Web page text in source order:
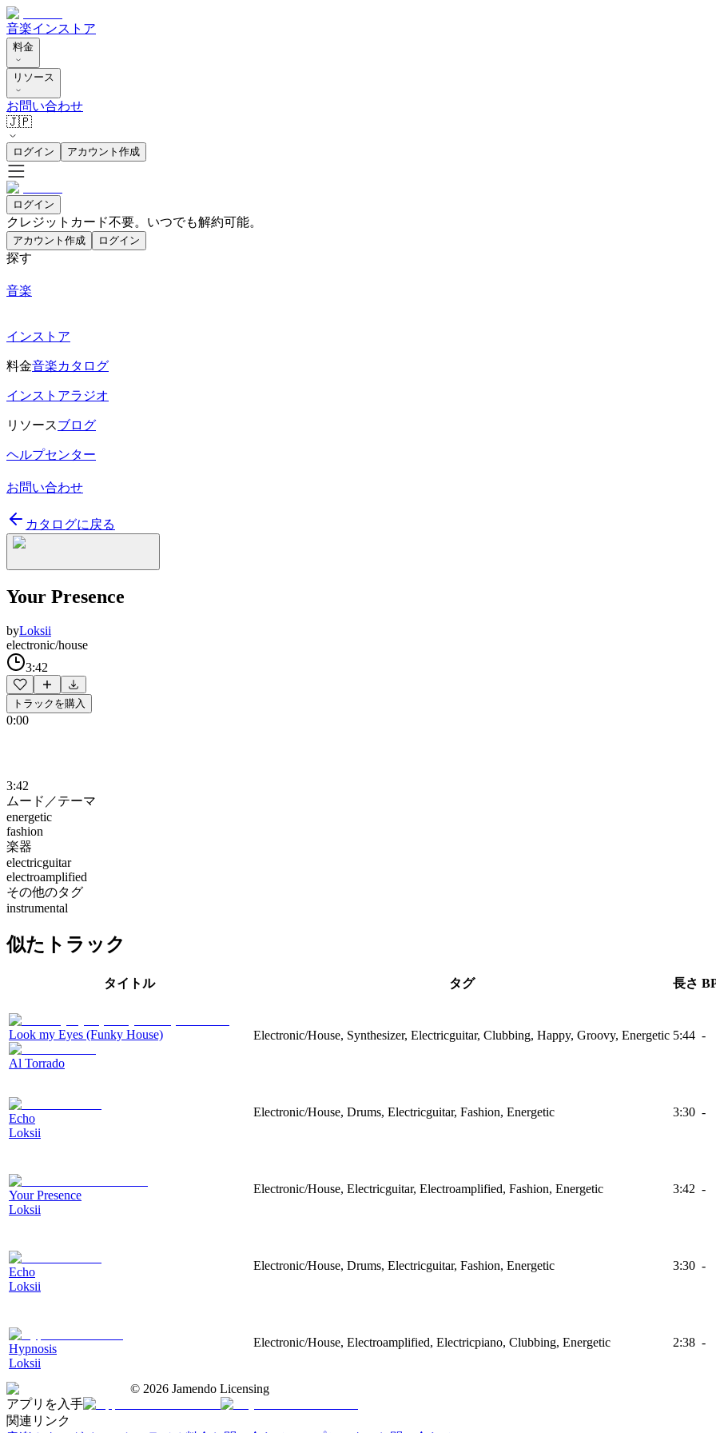
音楽インストア
料金
リソース
お問い合わせ
🇯🇵
ログイン アカウント作成
ログイン
クレジットカード不要。いつでも解約可能。
アカウント作成 ログイン
探す
音楽
インストア
料金音楽カタログ
インストアラジオ
リソースブログ
ヘルプセンター
お問い合わせ
カタログに戻る
Your Presence
byLoksii
electronic/house
3:42
トラックを購入
0:00
3:42
ムード／テーマ
energetic
fashion
楽器
electricguitar
electroamplified
その他のタグ
instrumental
似たトラック
タイトル タグ 長さ
Look my Eyes (Funky House)
Al Torrado
Electronic/House, Synthesizer, Electricguitar, Clubbing, Happy, Groovy, Energetic 5:44 -
Echo
Loksii
Electronic/House, Drums, Electricguitar, Fashion, Energetic 3:30 -
Your Presence
Loksii
Electronic/House, Electricguitar, Electroamplified, Fashion, Energetic 3:42 -
Echo
Loksii
Electronic/House, Drums, Electricguitar, Fashion, Energetic 3:30 -
Hypnosis
Loksii
Electronic/House, Electroamplified, Electricpiano, Clubbing, Energetic 2:38 -
© 2026 Jamendo Licensing
アプリを入手
関連リンク